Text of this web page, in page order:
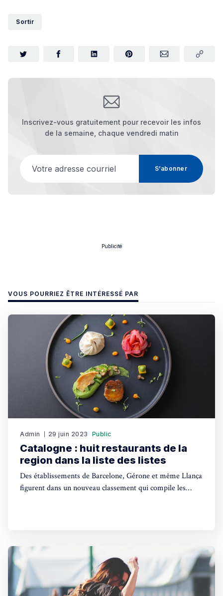
Sortir
Inscrivez-vous gratuitement pour recevoir les infos
de la semaine, chaque vendredi matin
S’abonner
Publicité
VOUS POURRIEZ ÊTRE INTÉRESSÉ PAR
Admin 29 juin 2023 Public
Catalogne : huit restaurants de la
region dans la liste des listes
Des établissements de Barcelone, Gérone et même Llança
figurent dans un nouveau classement qui compile les